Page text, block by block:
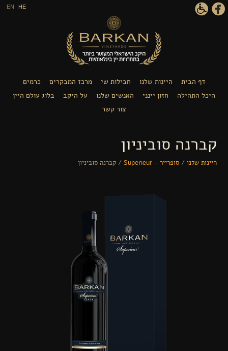
EN HE
דף הבית היינות שלנו חבילות שי מרכז המבקרים
כרמים
היכל התהילה
חזון יינני האנשים שלנו על היקב
בלוג עולם היין
צור קשר
קברנה סוביניון
היינות שלנו / סופרייר - Superieur / קברנה סוביניון